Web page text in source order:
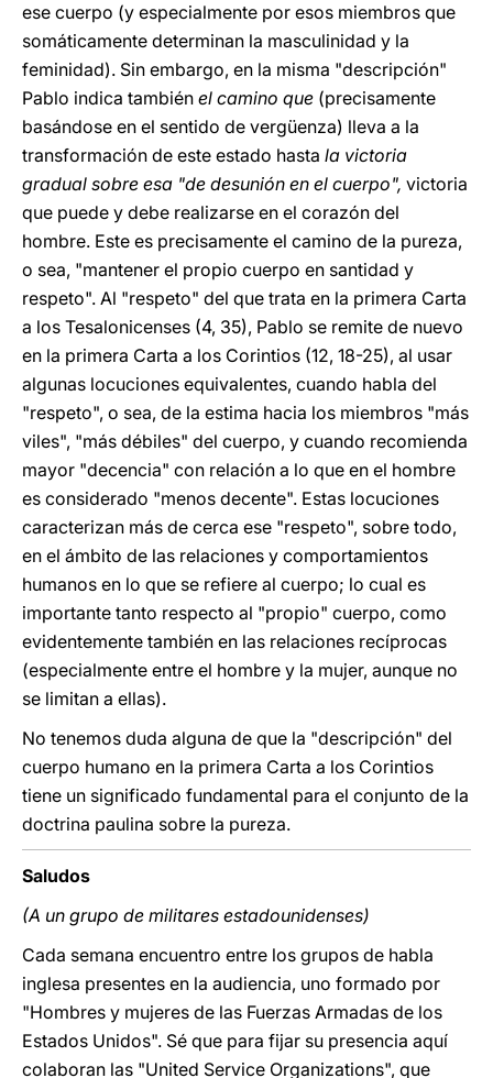
ese cuerpo (y especialmente por esos miembros que
somáticamente determinan la masculinidad y la
feminidad). Sin embargo, en la misma "descripción"
Pablo indica también el camino que (precisamente
basándose en el sentido de vergüenza) lleva a la
transformación de este estado hasta la victoria
gradual sobre esa "de desunión en el cuerpo", victoria
que puede y debe realizarse en el corazón del
hombre. Este es precisamente el camino de la pureza,
o sea, "mantener el propio cuerpo en santidad y
respeto". Al "respeto" del que trata en la primera Carta
a los Tesalonicenses (4, 35), Pablo se remite de nuevo
en la primera Carta a los Corintios (12, 18-25), al usar
algunas locuciones equivalentes, cuando habla del
"respeto", o sea, de la estima hacia los miembros "más
viles", "más débiles" del cuerpo, y cuando recomienda
mayor "decencia" con relación a lo que en el hombre
es considerado "menos decente". Estas locuciones
caracterizan más de cerca ese "respeto", sobre todo,
en el ámbito de las relaciones y comportamientos
humanos en lo que se refiere al cuerpo; lo cual es
importante tanto respecto al "propio" cuerpo, como
evidentemente también en las relaciones recíprocas
(especialmente entre el hombre y la mujer, aunque no
se limitan a ellas).
No tenemos duda alguna de que la "descripción" del
cuerpo humano en la primera Carta a los Corintios
tiene un significado fundamental para el conjunto de la
doctrina paulina sobre la pureza.
Saludos
(A un grupo de militares estadounidenses)
Cada semana encuentro entre los grupos de habla
inglesa presentes en la audiencia, uno formado por
"Hombres y mujeres de las Fuerzas Armadas de los
Estados Unidos". Sé que para fijar su presencia aquí
colaboran las "United Service Organizations", que